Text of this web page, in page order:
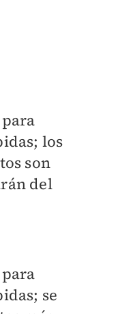
los
son
del
se